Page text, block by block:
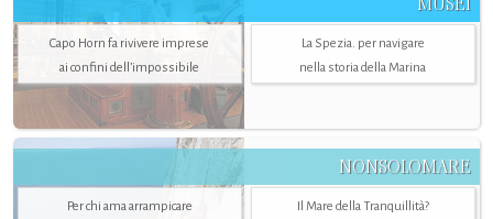
Capo Horn fa rivivere imprese
ai confini dell’impossibile
La Spezia. per navigare
nella storia della Marina
NONSOLOMARE
Per chi ama arrampicare
Il Mare della Tranquillità?